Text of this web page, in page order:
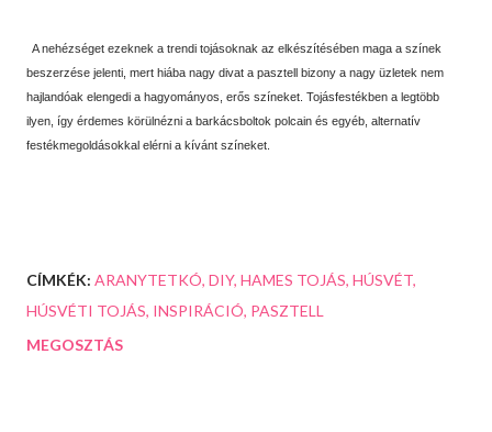
A nehézséget ezeknek a trendi tojásoknak az elkészítésében maga a színek
beszerzése jelenti, mert hiába nagy divat a pasztell bizony a nagy üzletek nem
hajlandóak elengedi a hagyományos, erős színeket. Tojásfestékben a legtöbb
ilyen, így érdemes körülnézni a barkácsboltok polcain és egyéb, alternatív
festékmegoldásokkal elérni a kívánt színeket.
CÍMKÉK: ARANYTETKÓ DIY HAMES TOJÁS HÚSVÉT
HÚSVÉTI TOJÁS INSPIRÁCIÓ PASZTELL
MEGOSZTÁS